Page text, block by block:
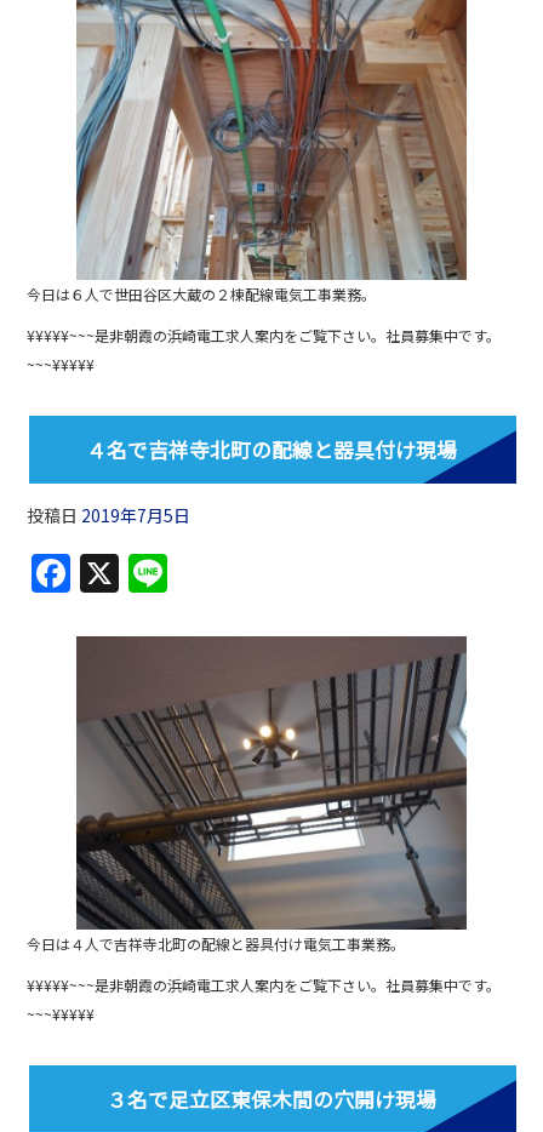
e
b
o
o
k
今日は６人で世田谷区大蔵の２棟配線電気工事業務。
¥¥¥¥¥~~~是非朝霞の浜崎電工求人案内をご覧下さい。社員募集中です。
~~~¥¥¥¥¥
４名で吉祥寺北町の配線と器具付け現場
投稿日 2019年7月5日
F
c
b
o
k
X
e
今日は４人で吉祥寺北町の配線と器具付け電気工事業務。
¥¥¥¥¥~~~是非朝霞の浜崎電工求人案内をご覧下さい。社員募集中です。
~~~¥¥¥¥¥
３名で足立区東保木間の穴開け現場